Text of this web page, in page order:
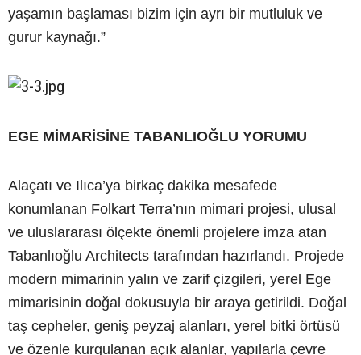
yaşamın başlaması bizim için ayrı bir mutluluk ve
gurur kaynağı.”
EGE MİMARİSİNE TABANLIOĞLU YORUMU
Alaçatı ve Ilıca’ya birkaç dakika mesafede
konumlanan Folkart Terra’nın mimari projesi, ulusal
ve uluslararası ölçekte önemli projelere imza atan
Tabanlıoğlu Architects tarafından hazırlandı. Projede
modern mimarinin yalın ve zarif çizgileri, yerel Ege
mimarisinin doğal dokusuyla bir araya getirildi. Doğal
taş cepheler, geniş peyzaj alanları, yerel bitki örtüsü
ve özenle kurgulanan açık alanlar, yapılarla çevre